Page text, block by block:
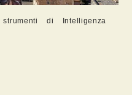
di Intelligenza